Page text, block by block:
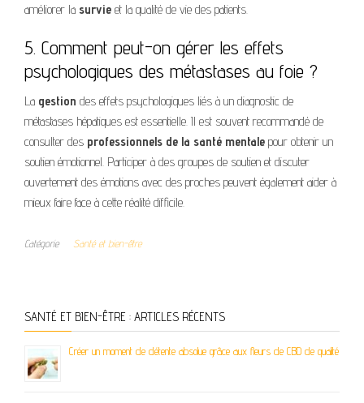
améliorer la survie et la qualité de vie des patients.
5. Comment peut-on gérer les effets
psychologiques des métastases au foie ?
La gestion des effets psychologiques liés à un diagnostic de
métastases hépatiques est essentielle. Il est souvent recommandé de
consulter des professionnels de la santé mentale pour obtenir un
soutien émotionnel. Participer à des groupes de soutien et discuter
ouvertement des émotions avec des proches peuvent également aider à
mieux faire face à cette réalité difficile.
Catégorie Santé et bien-être
SANTÉ ET BIEN-ÊTRE : ARTICLES RÉCENTS
Créer un moment de détente absolue grâce aux fleurs de CBD de qualité